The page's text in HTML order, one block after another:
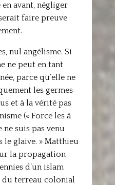
avant, négliger
faire preuve
nul angélisme. Si
ne peut en tant
parce qu’elle ne
les germes
et à la vérité pas
(« Force les à
ne suis pas venu
le glaive. » Matthieu
la propagation
d’un islam
terreau colonial